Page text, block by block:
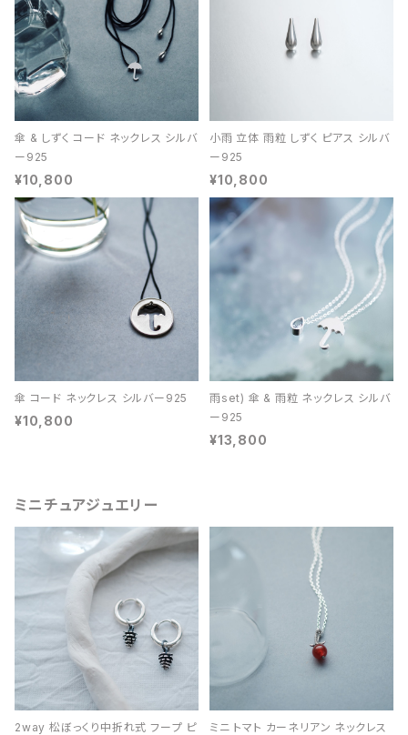
傘 & しずく コード ネックレス シルバ
ー925
¥10,800
小雨 立体 雨粒 しずく ピアス シルバ
ー925
¥10,800
傘 コード ネックレス シルバー925
¥10,800
雨set) 傘 & 雨粒 ネックレス シルバ
ー925
¥13,800
ミニチュアジュエリー
2way 松ぼっくり中折れ式 フープ ピ
ミニ トマト カーネリアン ネックレス